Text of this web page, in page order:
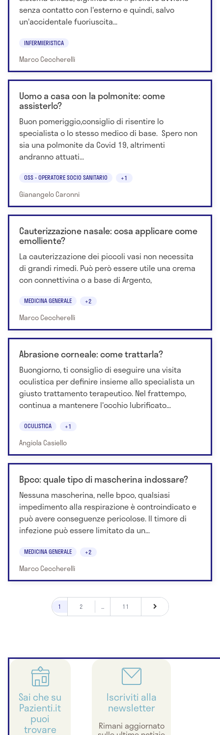
senza contatto con l'esterno e quindi, salvo
un'accidentale fuoriuscita...
INFERMIERISTICA
Marco Ceccherelli
Uomo a casa con la polmonite: come
assisterlo?
Buon pomeriggio,consiglio di risentire lo
specialista o lo stesso medico di base. Spero non
sia una polmonite da Covid 19, altrimenti
andranno attuati...
OSS - OPERATORE SOCIO SANITARIO +1
Gianangelo Caronni
Cauterizzazione nasale: cosa applicare come
emolliente?
La cauterizzazione dei piccoli vasi non necessita
di grandi rimedi. Può però essere utile una crema
con connettivina o a base di Argento,
MEDICINA GENERALE +2
Marco Ceccherelli
Abrasione corneale: come trattarla?
Buongiorno, ti consiglio di eseguire una visita
oculistica per definire insieme allo specialista un
giusto trattamento terapeutico. Nel frattempo,
continua a mantenere l'occhio lubrificato...
OCULISTICA +1
Angiola Casiello
Bpco: quale tipo di mascherina indossare?
Nessuna mascherina, nelle bpco, qualsiasi
impedimento alla respirazione è controindicato e
può avere conseguenze pericolose. Il timore di
infezione può essere limitato da un...
MEDICINA GENERALE +2
Marco Ceccherelli
1 2 ... 11
Sai che su
Pazienti.it
puoi
trovare
Iscriviti alla
newsletter
Rimani aggiornato